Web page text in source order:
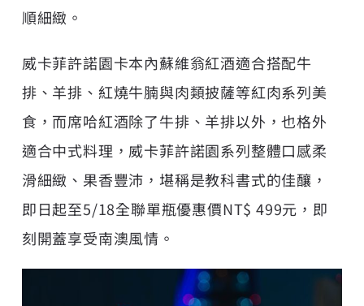
順細緻。
威卡菲許諾園卡本內蘇維翁紅酒適合搭配牛
排、羊排、紅燒牛腩與肉類披薩等紅肉系列美
食，而席哈紅酒除了牛排、羊排以外，也格外
適合中式料理，威卡菲許諾園系列整體口感柔
滑細緻、果香豐沛，堪稱是教科書式的佳釀，
即日起至5/18全聯單瓶優惠價NT$ 499元，即
刻開蓋享受南澳風情。